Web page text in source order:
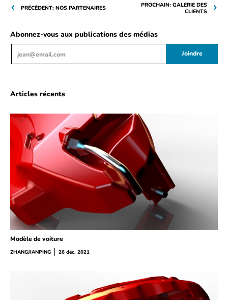
PRÉCÉDENT: NOS PARTENAIRES
PROCHAIN: GALERIE DES
CLIENTS
Abonnez-vous aux publications des médias
Joindre
Articles récents
Modèle de voiture
ZHANGJIANPING 26 déc. 2021